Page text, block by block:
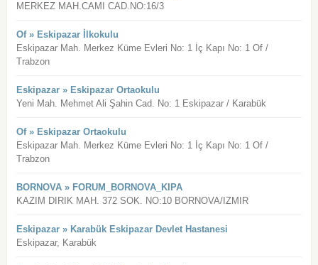
MERKEZ MAH.CAMI CAD.NO:16/3
Of » Eskipazar İlkokulu
Eskipazar Mah. Merkez Küme Evleri No: 1 İç Kapı No: 1 Of /
Trabzon
Eskipazar » Eskipazar Ortaokulu
Yeni Mah. Mehmet Ali Şahin Cad. No: 1 Eskipazar / Karabük
Of » Eskipazar Ortaokulu
Eskipazar Mah. Merkez Küme Evleri No: 1 İç Kapı No: 1 Of /
Trabzon
BORNOVA » FORUM_BORNOVA_KIPA
KAZIM DIRIK MAH. 372 SOK. NO:10 BORNOVA/IZMIR
Eskipazar » Karabük Eskipazar Devlet Hastanesi
Eskipazar, Karabük